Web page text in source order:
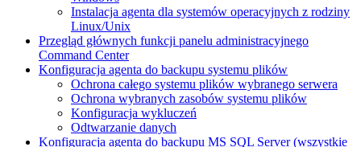
Instalacja agenta dla systemów operacyjnych z rodziny
Linux/Unix
Przegląd głównych funkcji panelu administracyjnego
Command Center
Konfiguracja agenta do backupu systemu plików
Ochrona całego systemu plików wybranego serwera
Ochrona wybranych zasobów systemu plików
Konfiguracja wykluczeń
Odtwarzanie danych
Konfiguracja agenta do backupu MS SQL Server (wszystkie